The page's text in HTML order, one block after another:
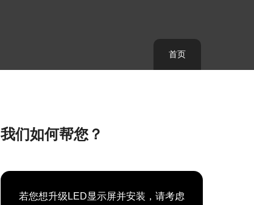
面首页
我们如何帮您？
若您想升级LED显示屏并安装，请考虑